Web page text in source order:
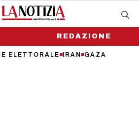
ELETTORALE IRAN GAZA
REDAZIONE